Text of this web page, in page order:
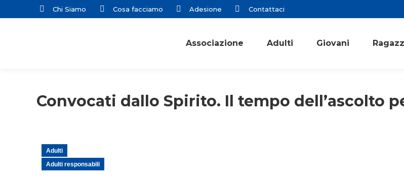
Chi Siamo Cosa facciamo Adesione Contattaci
Associazione Adulti Giovani
Convocati dallo Spirito. Il tempo dell’ascolto
Adulti
Adulti responsabili